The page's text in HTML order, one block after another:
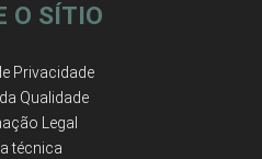
O SÍTIO
Privacidade
Qualidade
Legal
técnica